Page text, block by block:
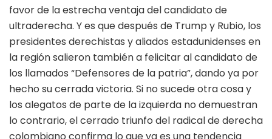
favor de la estrecha ventaja del candidato de
ultraderecha. Y es que después de Trump y Rubio, los
presidentes derechistas y aliados estadunidenses en
la región salieron también a felicitar al candidato de
los llamados “Defensores de la patria”, dando ya por
hecho su cerrada victoria. Si no sucede otra cosa y
los alegatos de parte de la izquierda no demuestran
lo contrario, el cerrado triunfo del radical de derecha
colombiano confirma lo que ya es una tendencia